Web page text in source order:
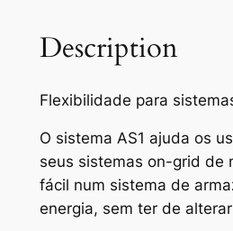
Description
Flexibilidade para
O sistema AS1 ajuda os
seus sistemas on-grid de
fácil num sistema de
energia, sem ter de